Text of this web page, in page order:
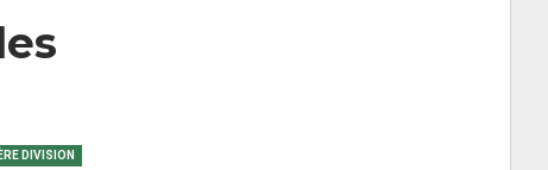
DIVISION